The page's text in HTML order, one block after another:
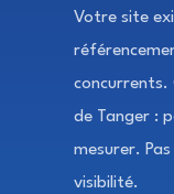
Votre site
concurrents.
de Tanger :
mesurer.
visibilité.